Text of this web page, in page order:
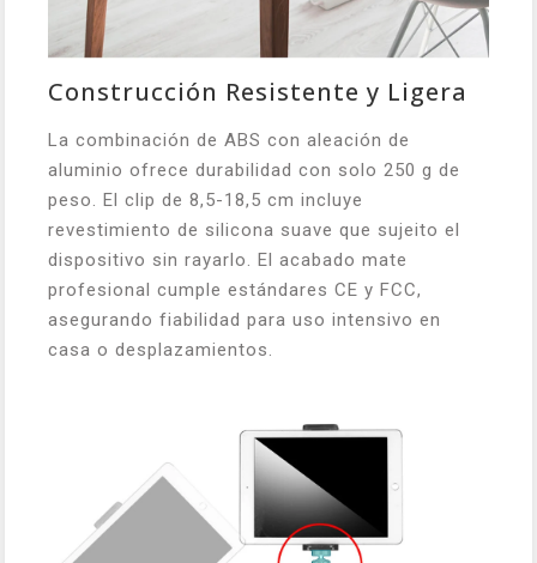
Construcción Resistente y Ligera
La combinación de ABS con aleación de
aluminio ofrece durabilidad con solo 250 g de
peso. El clip de 8,5-18,5 cm incluye
revestimiento de silicona suave que sujeito el
dispositivo sin rayarlo. El acabado mate
profesional cumple estándares CE y FCC,
asegurando fiabilidad para uso intensivo en
casa o desplazamientos.